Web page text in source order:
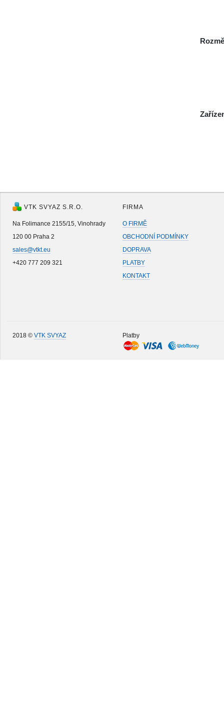
VTK SVYAZ S.R.O.
Na Folimance 2155/15, Vinohrady
120 00 Praha 2
sales@vtkt.eu
+420 777 209 321
FIRMA
O FIRMĚ
OBCHODNÍ PODMÍNKY
DOPRAVA
PLATBY
KONTAKT
2018 © VTK SVYAZ Platby